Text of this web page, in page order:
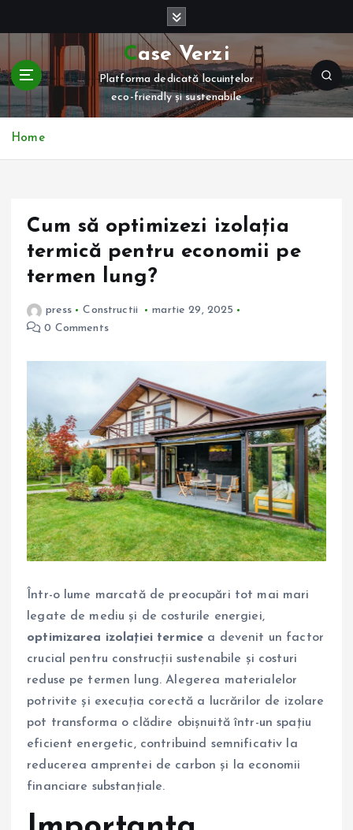
t
c
Case Verzi
Platforma dedicată locuințelor
eco-friendly și sustenabile
Home
Cum să optimizezi izolația
termică pentru economii pe
termen lung?
press Constructii
martie 29, 2025
0 Comments
Într-o lume marcată de preocupări tot mai mari
legate de mediu și de costurile energiei,
optimizarea izolației termice a devenit un factor
crucial pentru construcții sustenabile și costuri
reduse pe termen lung. Alegerea materialelor
potrivite și execuția corectă a lucrărilor de izolare
pot transforma o clădire obișnuită într-un spațiu
eficient energetic, contribuind semnificativ la
reducerea amprentei de carbon și la economii
financiare substanțiale.